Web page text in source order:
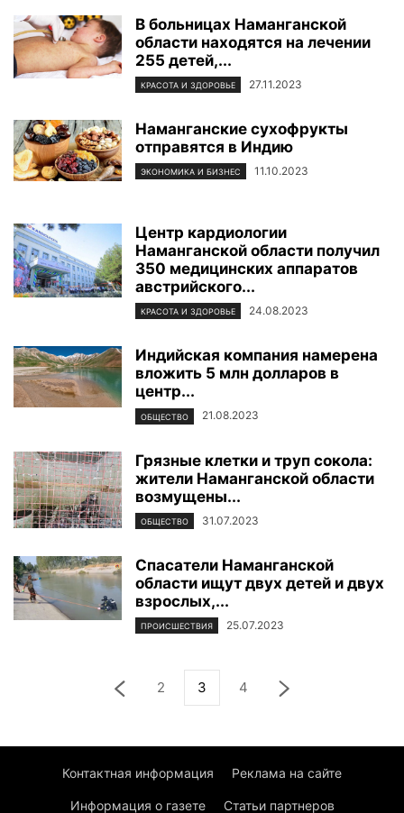
В больницах Наманганской
области находятся на лечении
255 детей,...
КРАСОТА И ЗДОРОВЬЕ 27.11.2023
Наманганские сухофрукты
отправятся в Индию
ЭКОНОМИКА И БИЗНЕС 11.10.2023
Центр кардиологии
Наманганской области получил
350 медицинских аппаратов
австрийского...
КРАСОТА И ЗДОРОВЬЕ 24.08.2023
Индийская компания намерена
вложить 5 млн долларов в
центр...
ОБЩЕСТВО 21.08.2023
Грязные клетки и труп сокола:
жители Наманганской области
возмущены...
ОБЩЕСТВО 31.07.2023
Спасатели Наманганской
области ищут двух детей и двух
взрослых,...
ПРОИСШЕСТВИЯ 25.07.2023
2 3 4
Контактная информация Реклама на сайте
Информация о газете Статьи партнеров